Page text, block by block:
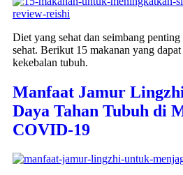
Diet yang sehat dan seimbang
sehat. Berikut 15 makanan yang
kekebalan tubuh.
Manfaat Jamur
Daya Tahan Tubuh di
COVID-19